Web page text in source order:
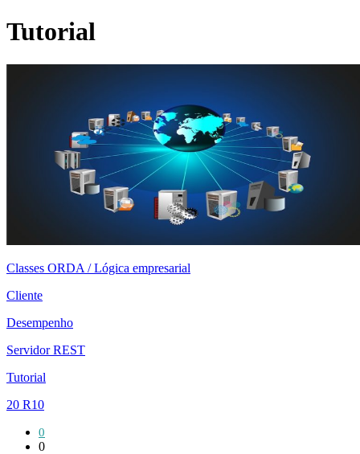
Tutorial
Classes ORDA / Lógica empresarial
Cliente
Desempenho
Servidor REST
Tutorial
20 R10
0
0